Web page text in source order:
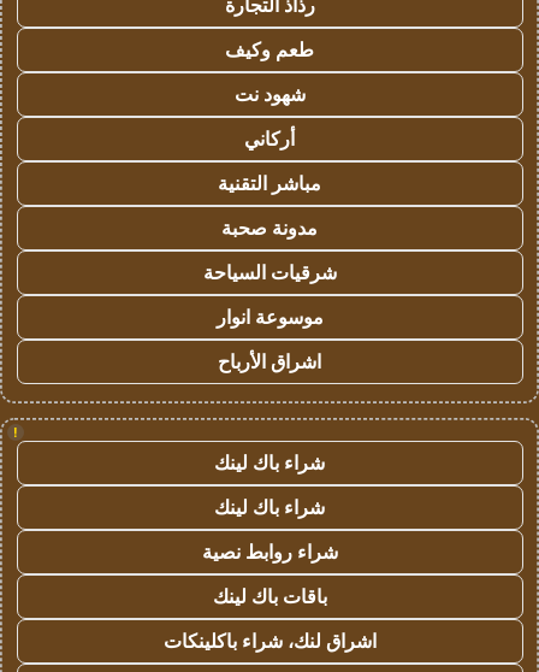
رذاذ التجارة
طعم وكيف
شهود نت
أركاني
مباشر التقنية
مدونة صحبة
شرقيات السياحة
موسوعة انوار
اشراق الأرباح
!
شراء باك لينك
شراء باك لينك
شراء روابط نصية
باقات باك لينك
اشراق لنك، شراء باكلينكات